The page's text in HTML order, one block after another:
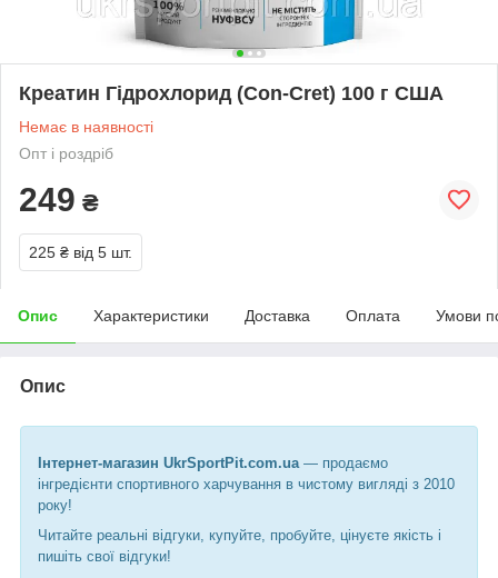
Креатин Гідрохлорид (Con-Cret) 100 г США
Немає в наявності
Опт і роздріб
249 ₴
225 ₴ від 5 шт.
Опис Характеристики Доставка Оплата Умови
Опис
Інтернет-магазин UkrSportPit.com.ua — продаємо
інгредієнти спортивного харчування в чистому вигляді з 2010
року!
Читайте реальні відгуки, купуйте, пробуйте, цінуєте якість і
пишіть свої відгуки!